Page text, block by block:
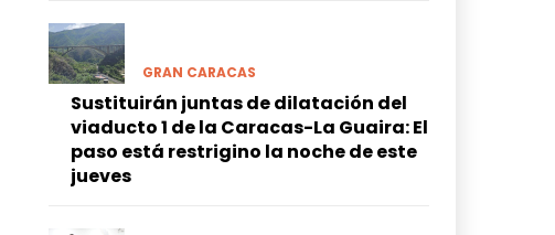
GRAN CARACAS
Sustituirán juntas de dilatación del
viaducto 1 de la Caracas-La Guaira: El
paso está restrigino la noche de este
jueves